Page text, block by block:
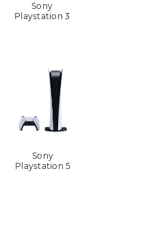
Sony
Playstation 3
Sony
Playstation 5